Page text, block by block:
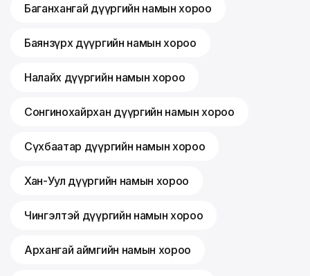
Баганхангай дүүргийн намын хороо
Баянзүрх дүүргийн намын хороо
Налайх дүүргийн намын хороо
Сонгинохайрхан дүүргийн намын хороо
Сүхбаатар дүүргийн намын хороо
Хан-Уул дүүргийн намын хороо
Чингэлтэй дүүргийн намын хороо
Архангай аймгийн намын хороо